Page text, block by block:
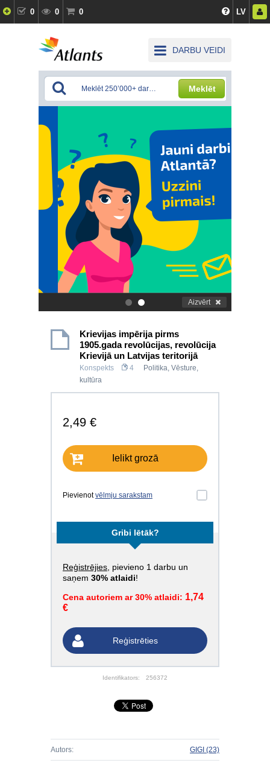
0 0 0 LV
DARBU VEIDI
Meklēt
. Aizvērt
Krievijas impērija pirms
1905.gada revolūcijas, revolūcija
Krievijā un Latvijas teritorijā
Konspekts 4 Politika, Vēsture,
kultūra
2,49 €
Ielikt grozā
Pievienotvēlmju sarakstam
Gribi lētāk?
Reģistrējies , pievieno 1 darbu un
saņem 30% atlaidi!
Cena autoriem ar 30% atlaidi: 1,74
€
Reģistrēties
Identifikators: 256372
Autors: GIGI (23)